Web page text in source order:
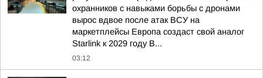
охранников с навыками борьбы с дронами
вырос вдвое после атак ВСУ на
маркетплейсы Европа создаст свой аналог
Starlink к 2029 году В...
03:12